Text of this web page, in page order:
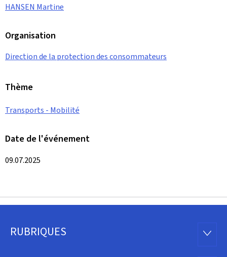
HANSEN Martine
Organisation
Direction de la protection des consommateurs
Thème
Transports - Mobilité
Date de l'événement
09.07.2025
Pied
RUBRIQUES